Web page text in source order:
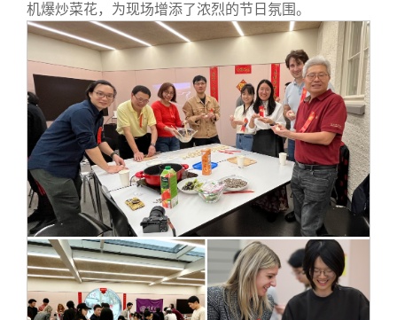
联系我们
机爆炒菜花，为现场增添了浓烈的节日氛围。